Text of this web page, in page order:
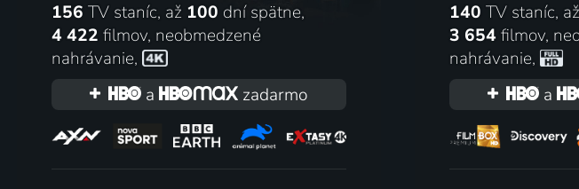
156 TV staníc, až 100 dní spätne,
4 422 filmov, neobmedzené
nahrávanie,
a
zadarmo
140 TV staníc, až
3 654 filmov,
nahrávanie,
a